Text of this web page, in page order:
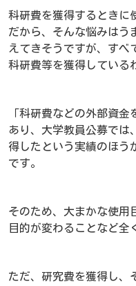
科研費を獲得するときに
だから、そんな悩みはう
えてきそうですが、すべ
科研費等を獲得している
「科研費などの外部資
あり、大学教員公募では
得したという実績のほう
です。
そのため、大まかな使用
目的が変わることなど全
ただ、研究費を獲得し、